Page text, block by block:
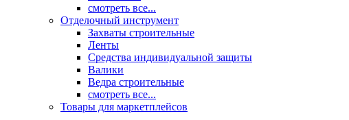
смотреть все...
Отделочный инструмент
Захваты строительные
Ленты
Средства индивидуальной защиты
Валики
Ведра строительные
смотреть все...
Товары для маркетплейсов